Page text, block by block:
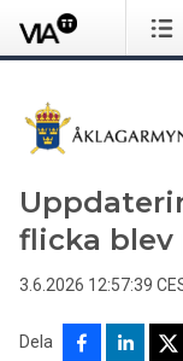
flicka blev
3.6.2026 12:57:39
Dela